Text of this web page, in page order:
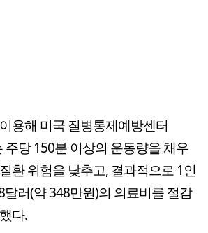
용해 미국 질병통제예방센터
주당 150분 이상의 운동량을 채우
환 위험을 낮추고, 결과적으로 1인
달러(약 348만원)의 의료비를 절감
다.